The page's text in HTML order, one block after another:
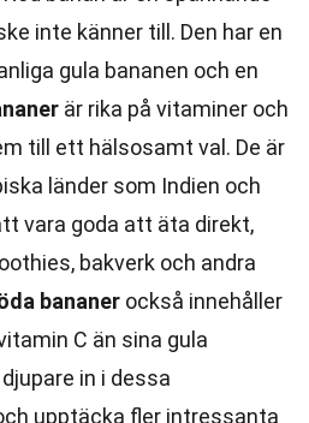
inte känner till. Den har en
gula bananen och en
är rika på vitaminer och
till ett hälsosamt val. De är
länder som Indien och
vara goda att äta direkt,
bakverk och andra
bananer också innehåller
C än sina gula
in i dessa
upptäcka fler intressanta